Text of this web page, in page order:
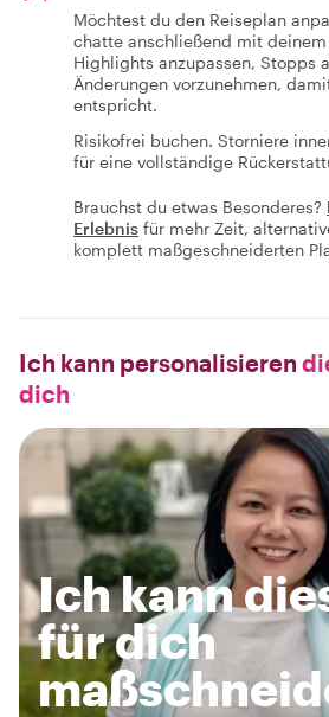
Möchtest du den Reiseplan
chatte anschließend mit
Highlights anzupassen, Stopps
Änderungen vorzunehmen,
entspricht.
Risikofrei buchen. Storniere
für eine vollständige
Brauchst du etwas Besonderes?
Erlebnis für mehr Zeit,
komplett maßgeschneiderten
Ich kann personalisieren
dich
Ich kann
für dich